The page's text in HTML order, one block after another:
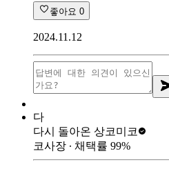
좋아요 0
2024.11.12
다
다시 돌아온 상코미코
코사장 ∙ 채택률 99%